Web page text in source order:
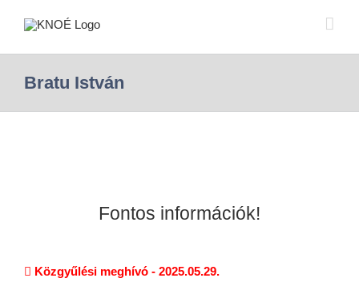
Bratu István
Fontos információk!
Közgyűlési meghívó - 2025.05.29.